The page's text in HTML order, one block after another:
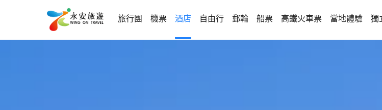
旅行團 機票 酒店 自由行 郵輪 船票 高鐵火車票 當地體驗 獨